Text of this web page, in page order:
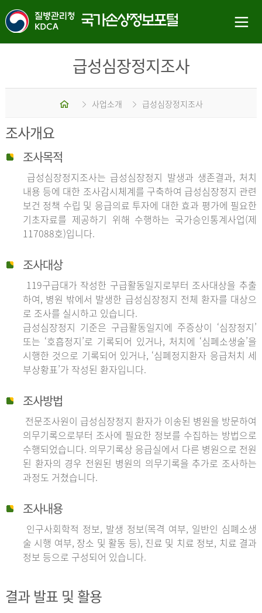
급성심장정지조사
홈 사업소개 급성심장정지조사
조사개요
조사목적
급성심장정지조사는 급성심장정지 발생과 생존결과, 처치
내용 등에 대한 조사감시체계를 구축하여 급성심장정지 관련
보건 정책 수립 및 응급의료 투자에 대한 효과 평가에 필요한
기초자료를 제공하기 위해 수행하는 국가승인통계사업(제
117088호)입니다.
조사대상
119구급대가 작성한 구급활동일지로부터 조사대상을 추출
하여, 병원 밖에서 발생한 급성심장정지 전체 환자를 대상으
로 조사를 실시하고 있습니다.
급성심장정지 기준은 구급활동일지에 주증상이 ‘심장정지’
또는 ‘호흡정지’로 기록되어 있거나, 처치에 ‘심폐소생술’을
시행한 것으로 기록되어 있거나, ‘심폐정지환자 응급처치 세
부상황표’가 작성된 환자입니다.
조사방법
전문조사원이 급성심장정지 환자가 이송된 병원을 방문하여
의무기록으로부터 조사에 필요한 정보를 수집하는 방법으로
수행되었습니다. 의무기록상 응급실에서 다른 병원으로 전원
된 환자의 경우 전원된 병원의 의무기록을 추가로 조사하는
과정도 거쳤습니다.
조사내용
인구사회학적 정보, 발생 정보(목격 여부, 일반인 심폐소생
술 시행 여부, 장소 및 활동 등), 진료 및 치료 정보, 치료 결과
정보 등으로 구성되어 있습니다.
결과 발표 및 활용